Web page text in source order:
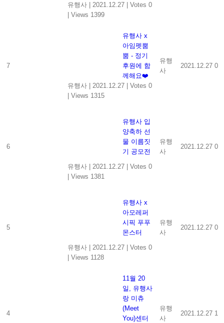
유행사 | 2021.12.27 | Votes 0
| Views 1399
7
유행사 x
아임펫뿜
뿜 - 정기
후원에 함
께해요❤️
유행사 | 2021.12.27 | Votes 0
| Views 1315
유행
사
2021.12.27 0
6
유행사 입
양축하 선
물 이름짓
기 공모전
유행사 | 2021.12.27 | Votes 0
| Views 1381
유행
사
2021.12.27 0
5
유행사 x
아모레퍼
시픽 푸푸
몬스터
유행사 | 2021.12.27 | Votes 0
| Views 1128
유행
사
2021.12.27 0
4
11월 20
일, 유행사
랑 미츄
(Meet
You)센터
유행
사
2021.12.27 1